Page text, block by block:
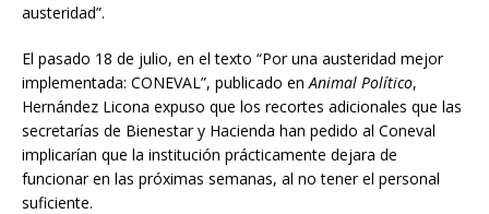
austeridad”.
El pasado 18 de julio, en el texto “Por una austeridad mejor
implementada: CONEVAL”, publicado en Animal Político,
Hernández Licona expuso que los recortes adicionales que las
secretarías de Bienestar y Hacienda han pedido al Coneval
implicarían que la institución prácticamente dejara de
funcionar en las próximas semanas, al no tener el personal
suficiente.